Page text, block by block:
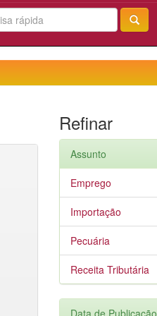
Refinar
Assunto
Emprego
Importação
Pecuária
Receita Tributária
Data de Publicação